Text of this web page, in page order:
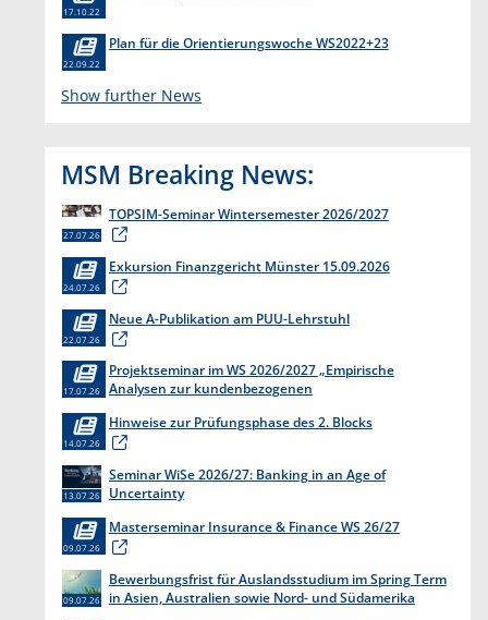
17.10.22
Plan für die Orientierungswoche WS2022+23
22.09.22
Show further News
MSM Breaking News:
TOPSIM-Seminar Wintersemester 2026/2027
27.07.26
Exkursion Finanzgericht Münster 15.09.2026
24.07.26
Neue A-Publikation am PUU-Lehrstuhl
22.07.26
Projektseminar im WS 2026/2027 „Empirische
Analysen zur kundenbezogenen
17.07.26
Hinweise zur Prüfungsphase des 2. Blocks
14.07.26
Seminar WiSe 2026/27: Banking in an Age of
Uncertainty
13.07.26
Masterseminar Insurance & Finance WS 26/27
09.07.26
Bewerbungsfrist für Auslandsstudium im Spring Term
in Asien, Australien sowie Nord- und Südamerika
09.07.26